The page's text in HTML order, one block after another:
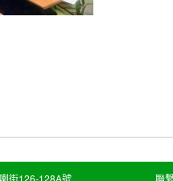
街126-128A號 聯